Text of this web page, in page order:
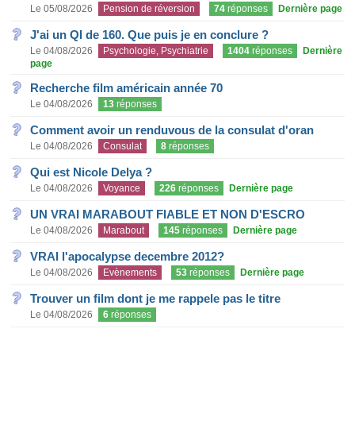
Le 05/08/2026 Pension de réversion 74 réponses Dernière page
J'ai un QI de 160. Que puis je en conclure ?
Le 04/08/2026 Psychologie, Psychiatrie 1404 réponses
Dernière
page
Recherche film américain année 70
Le 04/08/2026 13 réponses
Comment avoir un renduvous de la consulat d'oran
Le 04/08/2026 Consulat 8 réponses
Qui est Nicole Delya ?
Le 04/08/2026 Voyance 226 réponses Dernière page
UN VRAI MARABOUT FIABLE ET NON D'ESCRO
Le 04/08/2026 Marabout 145 réponses Dernière page
VRAI l'apocalypse decembre 2012?
Le 04/08/2026 Evènements 53 réponses Dernière page
Trouver un film dont je me rappele pas le titre
Le 04/08/2026 6 réponses